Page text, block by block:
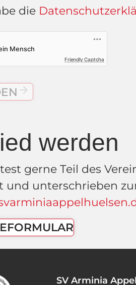
die
Friendly Captcha
arrow_forward
werden
gerne Teil des
und unterschrieben
SV Arminia